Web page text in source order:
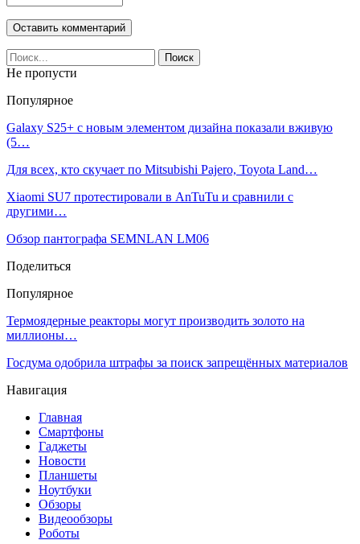
Не пропусти
Популярное
Galaxy S25+ с новым элементом дизайна показали вживую
(5…
Для всех, кто скучает по Mitsubishi Pajero, Toyota Land…
Xiaomi SU7 протестировали в AnTuTu и сравнили с
другими…
Обзор пантографа SEMNLAN LM06
Поделиться
Популярное
Термоядерные реакторы могут производить золото на
миллионы…
Госдума одобрила штрафы за поиск запрещённых материалов
Навигация
Главная
Смартфоны
Гаджеты
Новости
Планшеты
Ноутбуки
Обзоры
Видеообзоры
Роботы